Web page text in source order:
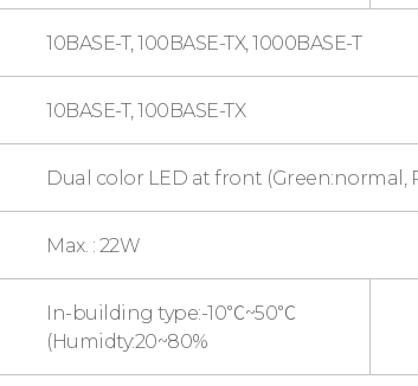
10BASE-T, 100BASE-TX, 1000BASE-T
10BASE-T, 100BASE-TX
Dual color LED at front (Green:normal,
Max. : 22W
In-building type:-10℃~50℃
(Humidty:20~80%